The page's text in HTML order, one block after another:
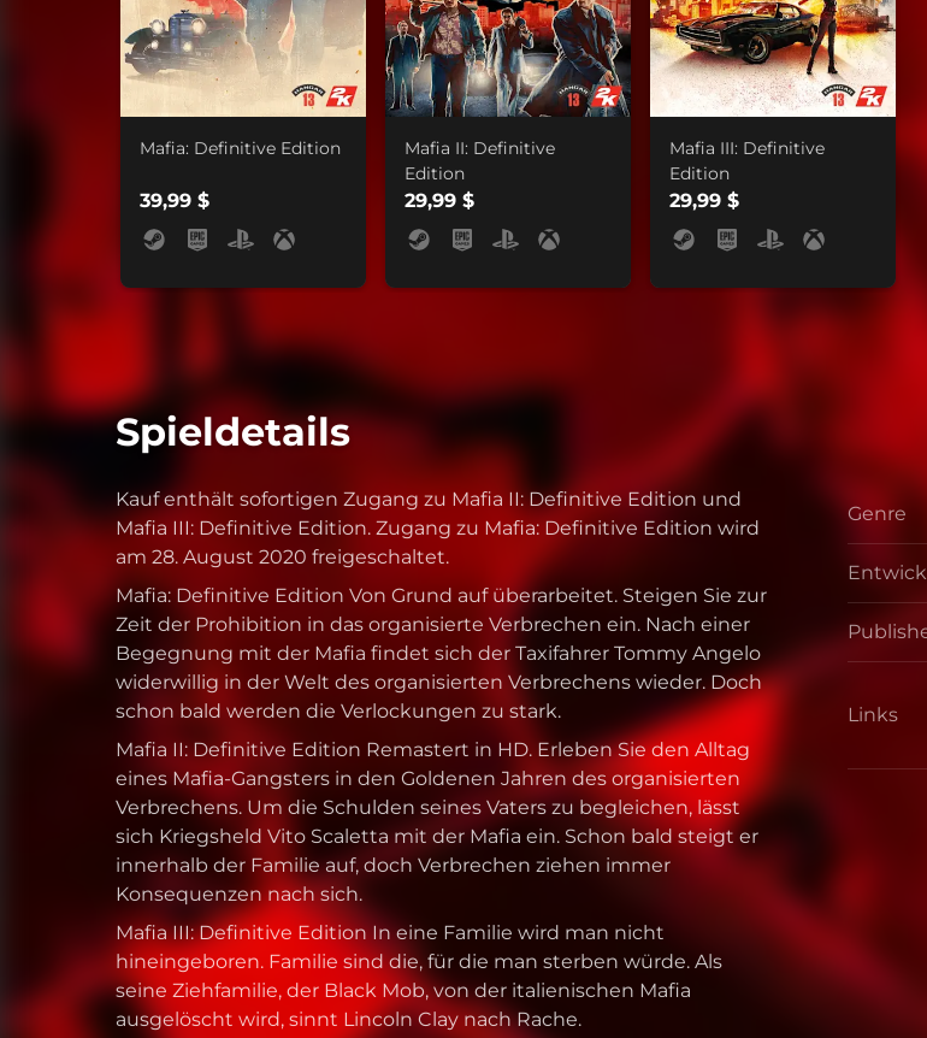
Mafia: Definitive Edition
39,99 $
Mafia II: Definitive
Edition
29,99 $
Mafia III: Definitive
Edition
29,99 $
Spieldetails
Kauf enthält sofortigen Zugang zu Mafia II: Definitive Edition und
Mafia III: Definitive Edition. Zugang zu Mafia: Definitive Edition wird
am 28. August 2020 freigeschaltet.
Mafia: Definitive Edition Von Grund auf überarbeitet. Steigen Sie zur
Zeit der Prohibition in das organisierte Verbrechen ein. Nach einer
Begegnung mit der Mafia findet sich der Taxifahrer Tommy Angelo
widerwillig in der Welt des organisierten Verbrechens wieder. Doch
schon bald werden die Verlockungen zu stark.
Mafia II: Definitive Edition Remastert in HD. Erleben Sie den Alltag
eines Mafia-Gangsters in den Goldenen Jahren des organisierten
Verbrechens. Um die Schulden seines Vaters zu begleichen, lässt
sich Kriegsheld Vito Scaletta mit der Mafia ein. Schon bald steigt er
innerhalb der Familie auf, doch Verbrechen ziehen immer
Konsequenzen nach sich.
Mafia III: Definitive Edition In eine Familie wird man nicht
hineingeboren. Familie sind die, für die man sterben würde. Als
seine Ziehfamilie, der Black Mob, von der italienischen Mafia
ausgelöscht wird, sinnt Lincoln Clay nach Rache.
Genre
Links